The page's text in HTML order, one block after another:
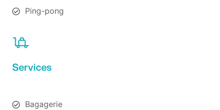
Ping-pong
Services
Bagagerie